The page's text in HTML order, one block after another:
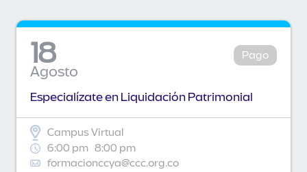
18
Agosto
Pago
Especialízate en Liquidación Patrimonial
Campus Virtual
6:00 pm 8:00 pm
formacionccya@ccc.org.co